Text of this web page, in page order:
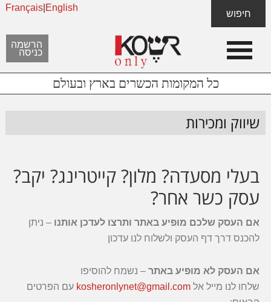
כל המקומות הכשרים בארץ ובעולם
content
footer
הרשמה
כניסה
Français| English
חיפוש
שיווק ומכירות
בעלי מסעדה? מלון? קייטרינג? יקב?
עסק כשר אחר?
אם העסק שלכם מופיע באתר ותרצו לעדכן אותנו – ניתן
להכנס דרך דף העסק ולשלוח לנו עדכון
אם העסק לא מופיע באתר– נשמח להוסיפו
שלחו לנו מייל אל kosheronlynet@gmail.com עם הפרטים